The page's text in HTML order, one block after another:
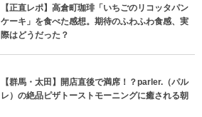
【正直レポ】高倉町珈琲「いちごのリコッタパン
ケーキ」を食べた感想。期待のふわふわ食感、実
際はどうだった？
【群馬・太田】開店直後で満席！？parler.（パル
レ）の絶品ピザトーストモーニングに癒される朝